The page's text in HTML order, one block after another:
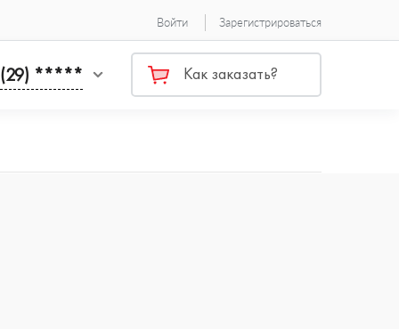
Войти Зарегистрироваться
(29) ***** Как заказать?